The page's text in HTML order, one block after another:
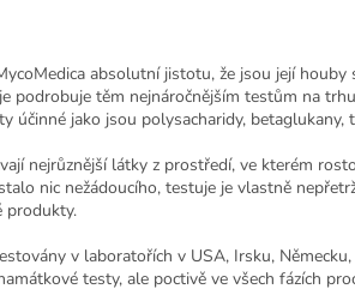
absolutní jistotu, že jsou její houby
podrobuje těm nejnáročnějším testům na
účinné jako jsou polysacharidy, betaglukany,
nejrůznější látky z prostředí, ve kterém
nic nežádoucího, testuje je vlastně
produkty.
v laboratořích v USA, Irsku,
testy, ale poctivě ve všech fázích